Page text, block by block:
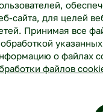
сайта, для целей
Принимая все
о файлах
файлов